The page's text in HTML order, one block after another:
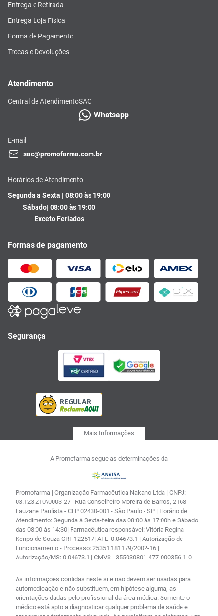
Entrega e Retirada
Entrega Loja Física
Forma de Pagamento
Trocas e Devoluções
Atendimento
Central de AtendimentoSAC
Whatsapp
E-mail
sac@promofarma.com.br
Horários de Atendimento
Segunda a Sexta | 08:00 às 19:00
Sábado| 08:00 às 19:00
Exceto Feriados
Formas de pagamento
Segurança
Mais Informações
A Promofarma segue as determinações da
Promofarma | Organização Farmacêutica Nakano Ltda | CNPJ:
03.123.210\0003-27 | Rua Conselheiro Moreira de Barros, 2168 -
Lauzane Paulista - CEP 02430-001 - São Paulo - SP | Horário de
Atendimento: Segunda à Sexta-feira das 08:00 às 17:00h e Sábado
das 08:00 às 14:30| Farmacêutica responsável: Vitória Regina
Kenps de Souza CRF 122517| AFE: 0.04673.1 | Autorização de
Funcionamento - Processo: 25351.181179/2002-16 |
Autorização/MS: 0.04673.1 | CMVS - 355030801-477-000356-1-0
As informações contidas neste site não devem ser usadas para
automedicação e não substituem, em hipótese alguma, as
orientações dadas pelo profissional da área médica. Somente o
médico está apto a diagnosticar qualquer problema de saúde e